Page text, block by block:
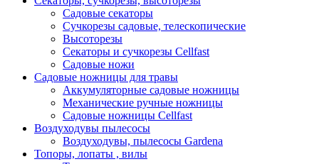
Садовые секаторы
Сучкорезы садовые, телескопические
Высоторезы
Секаторы и сучкорезы Cellfast
Садовые ножи
Садовые ножницы для травы
Аккумуляторные садовые ножницы
Механические ручные ножницы
Садовые ножницы Cellfast
Воздуходувы пылесосы
Воздуходувы, пылесосы Gardena
Топоры, лопаты , вилы